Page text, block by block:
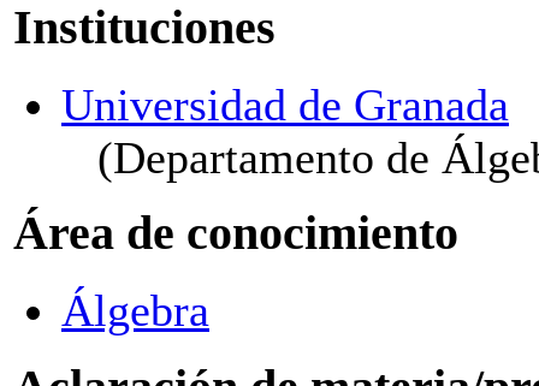
Instituciones
Universidad de Granada
(Departamento de
Área de conocimiento
Álgebra